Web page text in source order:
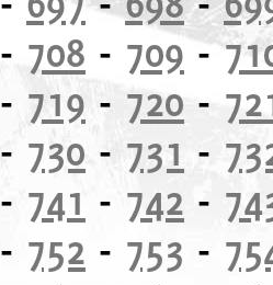
- 708 - 709-
- 719 - 720 -
- 730 - 731 -
- 741 - 742 -
- 752 - 753 -